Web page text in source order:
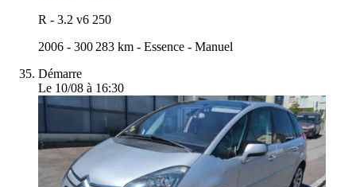
R - 3.2 v6 250
2006 - 300 283 km - Essence - Manuel
Démarre
Le 10/08 à 16:30